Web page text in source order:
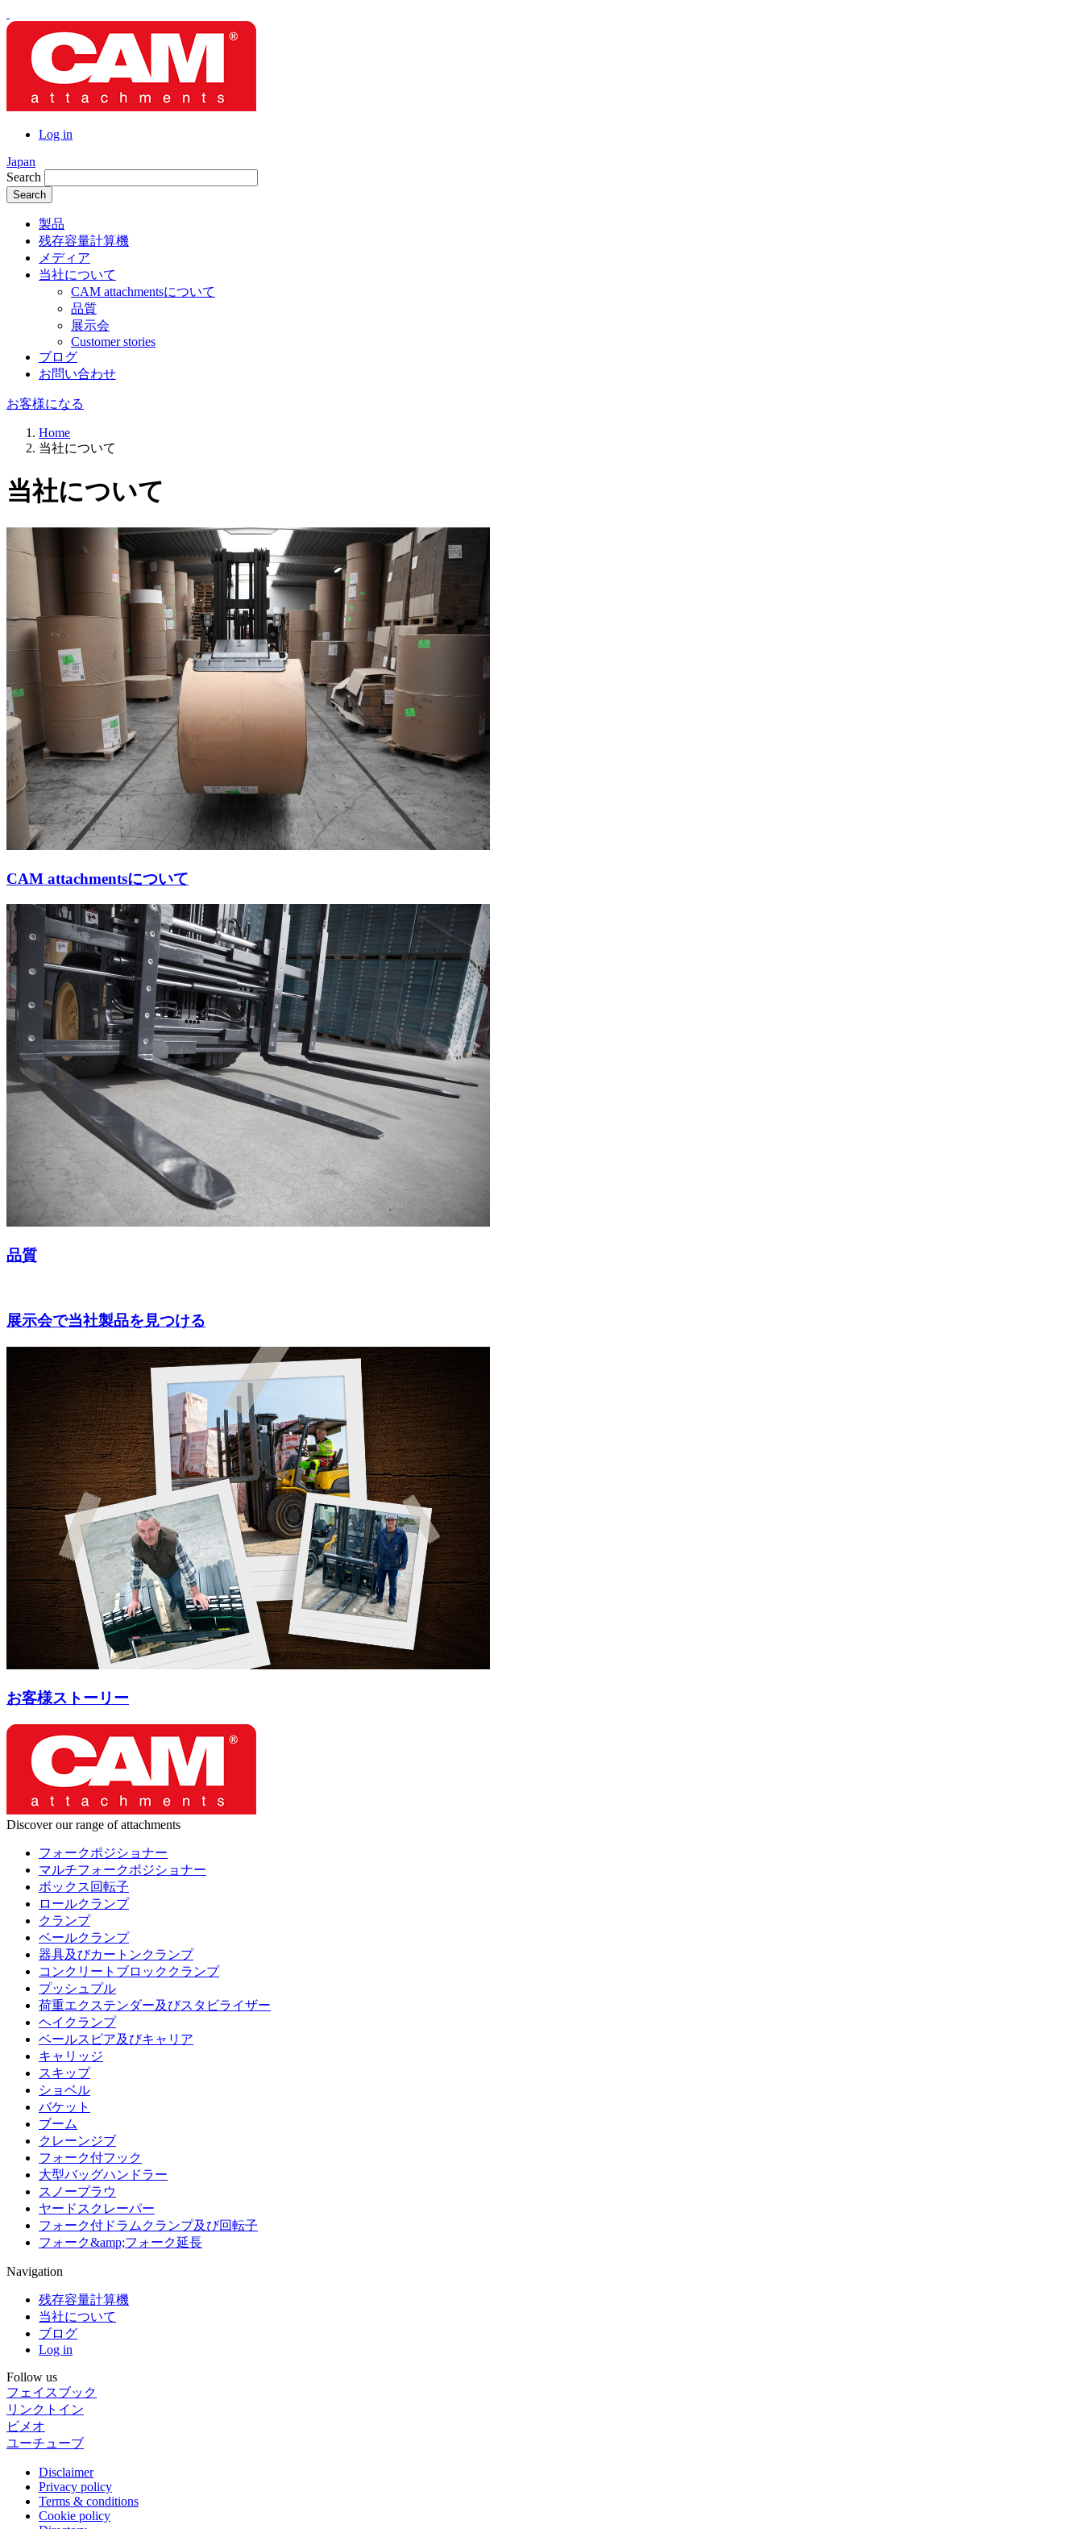
to
content
User
menu
Log in
Japan
Search
Main
navigation
製品
残存容量計算機
メディア
当社について
CAM attachmentsについて
品質
展示会
Customer stories
ブログ
お問い合わせ
お客様になる
Breadcrumb
Home
当社について
当社について
CAM attachmentsについて
品質
展示会で当社製品を見つける
お客様ストーリー
Discover our range of attachments
フォークポジショナー
マルチフォークポジショナー
ボックス回転子
ロールクランプ
クランプ
ベールクランプ
器具及びカートンクランプ
コンクリートブロッククランプ
プッシュプル
荷重エクステンダー及びスタビライザー
ヘイクランプ
ベールスピア及びキャリア
キャリッジ
スキップ
ショベル
バケット
ブーム
クレーンジブ
フォーク付フック
大型バッグハンドラー
スノープラウ
ヤードスクレーパー
フォーク付ドラムクランプ及び回転子
フォーク&amp;フォーク延長
Navigation
残存容量計算機
当社について
ブログ
Log in
Follow us
フェイスブック
リンクトイン
ビメオ
ユーチューブ
NavigationDisclaimer
Privacy policy
Terms & conditions
Cookie policy